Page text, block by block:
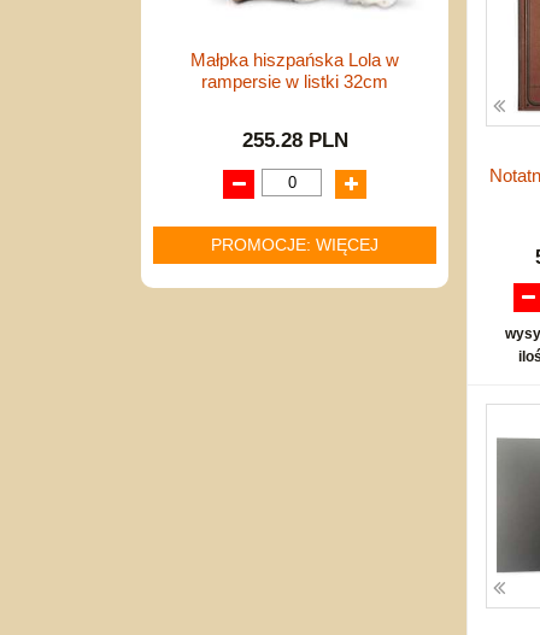
Małpka hiszpańska Lola w
rampersie w listki 32cm
255.28 PLN
PROMOCJE: WIĘCEJ